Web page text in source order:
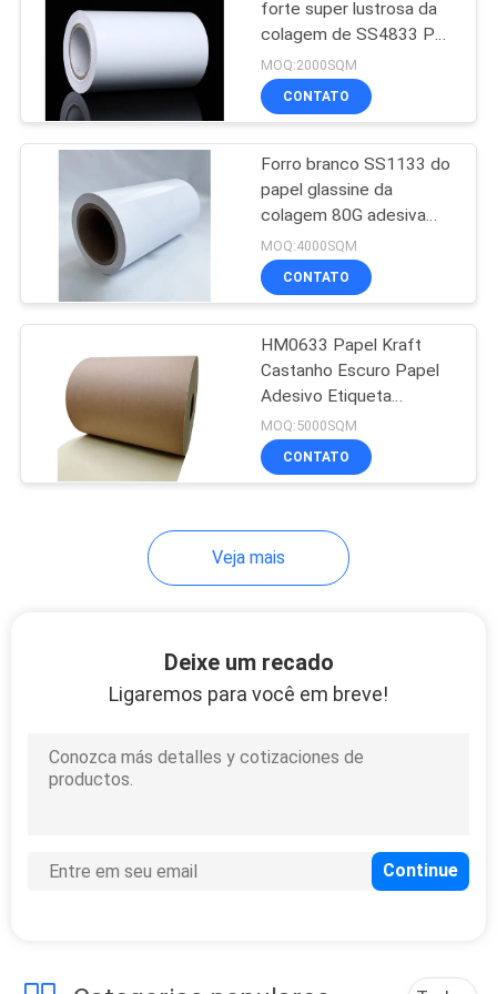
Material
esparadrapo forte
super da etiqueta da
colagem
Anti material
esparadrapo de
congelação da
etiqueta da colagem
13
Colagem Labelstock
pneu
esparadrapo
forte super lustrosa da
colagem de SS4833 PP
material material da
etiqueta
MOQ:2000SQM
CONTATO
Forro branco SS1133 do
papel glassine da
colagem 80G adesiva
forte super semi lustrosa
MOQ:4000SQM
CONTATO
HM0633 Papel Kraft
Castanho Escuro Papel
Adesivo Etiqueta
Adesiva Stock em folha
com papel kraft
revestido com PE
MOQ:5000SQM
CONTATO
Veja mais
Deixe um recado
Ligaremos para você em breve!